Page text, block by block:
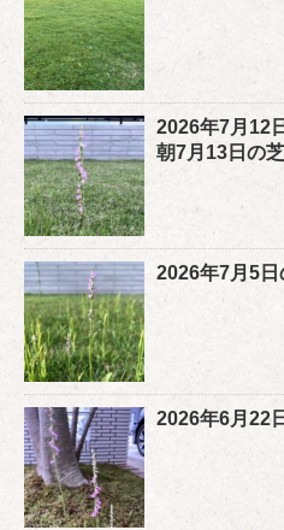
2026年7月12
朝7月13日の
2026年7月5
2026年6月22